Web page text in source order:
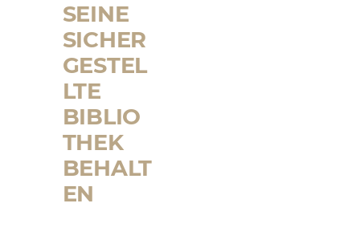
SEINE
SICHER
GESTEL
LTE
BIBLIO
THEK
BEHALT
EN